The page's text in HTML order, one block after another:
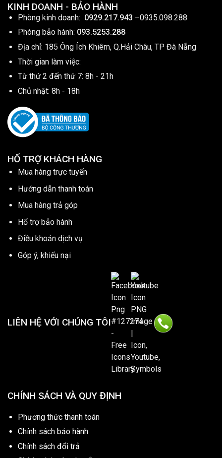
KINH DOANH - BẢO HÀNH
Phòng kinh doanh: 0929.217.943 –0935.098.288
Phòng bảo hành: 093.5253.288
Địa chỉ: 185 Ông Ích Khiêm, Q.Hải Châu, TP Đà Nẵng
Thời gian làm việc:
Từ thứ 2 đến thứ 7: 8h - 21h
Chủ nhật: 8h - 18h
HỔ TRỢ KHÁCH HÀNG
Mua hàng trực tuyến
Hướng dẫn thanh toán
Mua hàng trả góp
Hổ trợ bảo hành
Điều khoản dịch vụ
Góp ý, khiếu nại
LIÊN HỆ VỚI CHÚNG TÔI
CHÍNH SÁCH VÀ QUY ĐỊNH
Phương thức thanh toán
Chính sách bảo hành
Chính sách đổi trả